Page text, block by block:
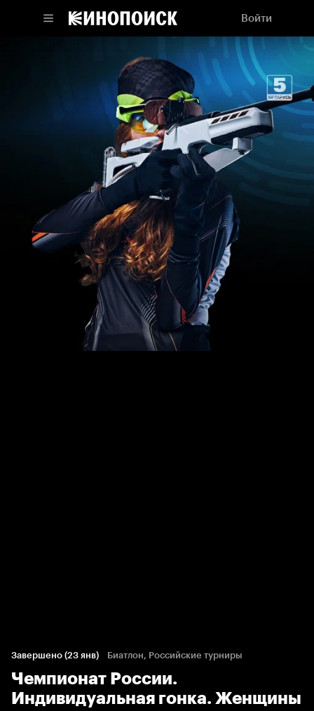
Войти
Завершено (23 янв) Биатлон, Российские турниры
Чемпионат России.
Индивидуальная гонка. Женщины